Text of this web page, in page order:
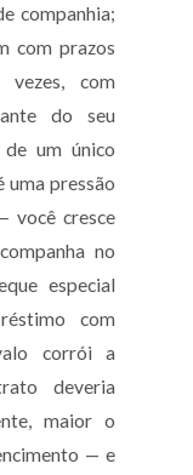
companhia;
com prazos
com
do seu
um único
uma pressão
você cresce
no
especial
com
corrói a
deveria
maior o
— e